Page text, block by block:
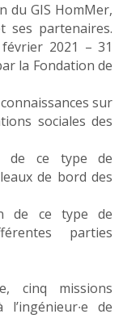
du GIS HomMer,
ses partenaires.
2021 – 31
la Fondation de
sur
sociales des
de ce type de
de bord des
de ce type de
parties
cinq missions
de